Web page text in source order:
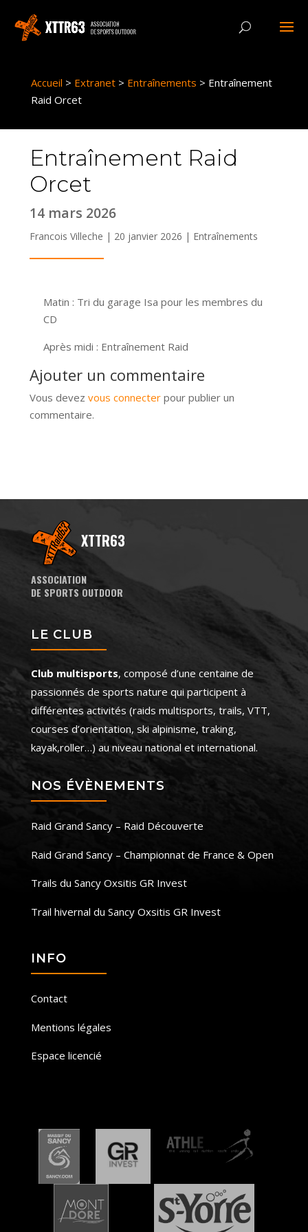
Accueil > Extranet> Entraînements > Entraînement
Raid Orcet
Entraînement Raid
Orcet
14 mars 2026
Francois Villeche | 20 janvier 2026 | Entraînements
Matin : Tri du garage Isa pour les membres du
CD
Après midi : Entraînement Raid
Ajouter un commentaire
Vous devez vous connecterpour publier un
commentaire.
XTTR63
ASSOCIATION
DE SPORTS OUTDOOR
LE CLUB
Club multisports, composé d’une centaine de
passionnés de sports nature qui participent à
différentes activités (raids multisports, trails, VTT,
courses d’orientation, ski alpinisme, traking,
kayak,roller…) au niveau national et international.
NOS ÉVÈNEMENTS
Raid Grand Sancy – Raid Découverte
Raid Grand Sancy – Championnat de France & Open
Trails du Sancy Oxsitis GR Invest
Trail hivernal du Sancy Oxsitis GR Invest
INFO
Contact
Mentions légales
Espace licencié